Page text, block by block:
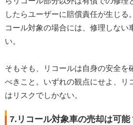
したらユーザーに賠償責任が生じる
コール対象の場合には、修理しない
い。
そもそも、リコールは自身の安全を
べきこと。いずれの観点にせよ、リ
はリスクでしかない。
7.リコール対象車の売却は可能